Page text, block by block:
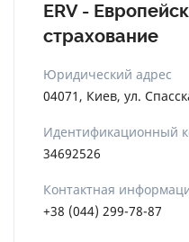
ERV -
страхование
Юридический адрес
04071, Киев, ул.
Идентификационный
34692526
Контактная
+38 (044) 299-78-87